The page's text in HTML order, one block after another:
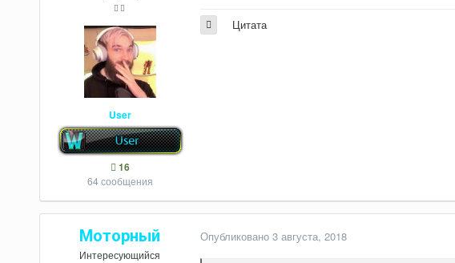
User
16
64 сообщения
Цитата
Моторный
Интересующийся
Опубликовано 3 августа, 2018